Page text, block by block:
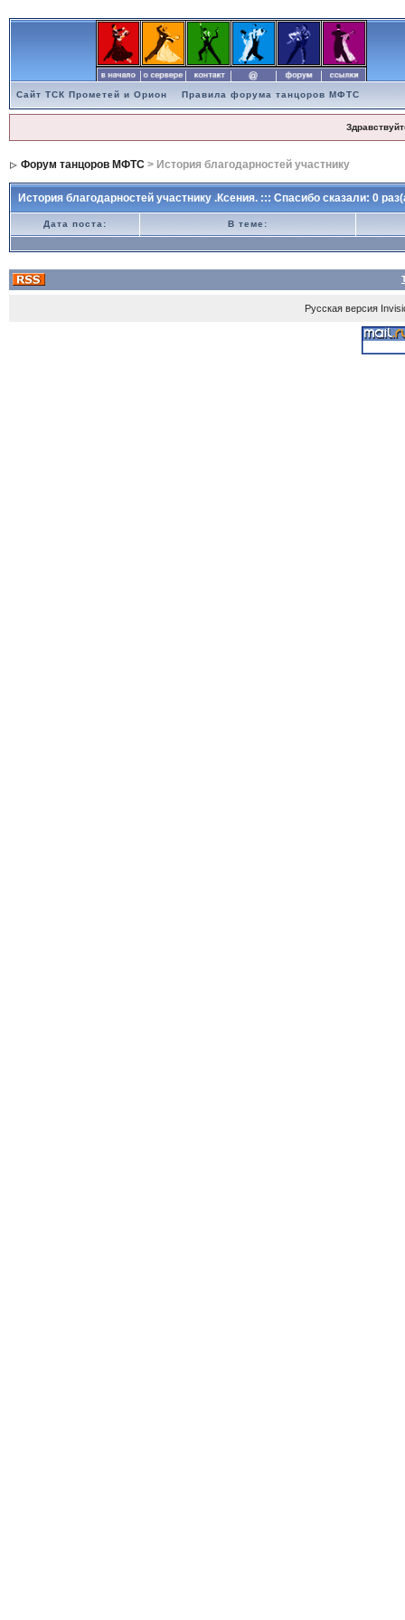
Сайт ТСК Прометей и Орион Правила форума танцоров МФТС
Форум танцоров МФТС> История благодарностей участнику
История благодарностей участнику .Ксения. ::: Спасибо сказали: 0
Дата поста: В теме:
Русская версия